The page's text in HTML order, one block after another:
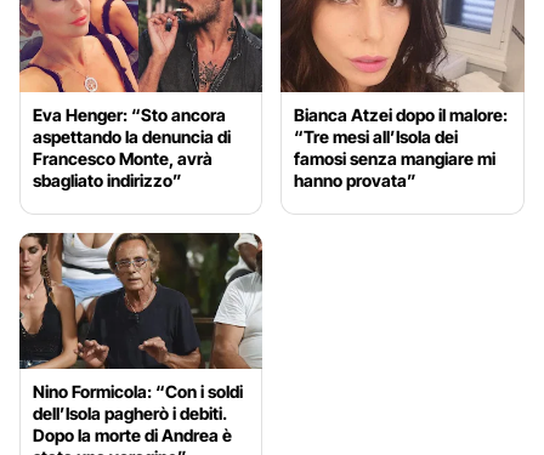
Eva Henger: “Sto ancora
aspettando la denuncia di
Francesco Monte, avrà
sbagliato indirizzo”
Bianca Atzei dopo il malore:
“Tre mesi all’Isola dei
famosi senza mangiare mi
hanno provata”
Nino Formicola: “Con i soldi
dell’Isola pagherò i debiti.
Dopo la morte di Andrea è